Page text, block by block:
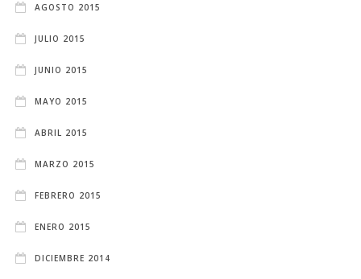
AGOSTO 2015
JULIO 2015
JUNIO 2015
MAYO 2015
ABRIL 2015
MARZO 2015
FEBRERO 2015
ENERO 2015
DICIEMBRE 2014